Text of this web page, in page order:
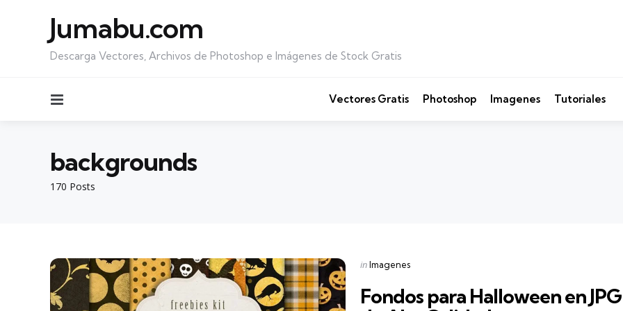
Jumabu.com
Descarga Vectores, Archivos de Photoshop e Imágenes de Stock Gratis
Vectores Gratis Photoshop Imagenes Tutoriales
170 Posts
backgrounds
Categories
Posted
in Imagenes
Fondos para Halloween en JPG